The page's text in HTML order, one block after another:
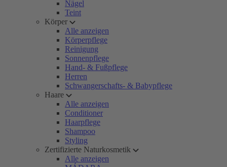
Nägel
Teint
Körper
Alle anzeigen
Körperpflege
Reinigung
Sonnenpflege
Hand- & Fußpflege
Herren
Schwangerschafts- & Babypflege
Haare
Alle anzeigen
Conditioner
Haarpflege
Shampoo
Styling
Zertifizierte Naturkosmetik
Alle anzeigen